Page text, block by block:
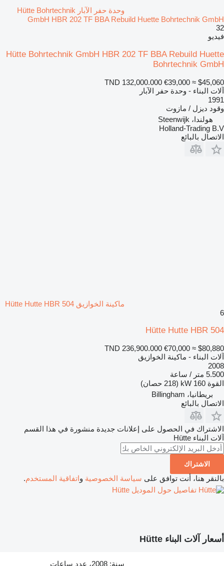
وحدة حفر الآبار Hütte Bohrtechnik
GmbH HBR 202 TF BBA Rebuild Huette Bohrtechnik GmbH
32
فيديو
Hütte Bohrtechnik GmbH HBR 202 TF BBA Rebuild Huette
Bohrtechnik GmbH
TND 132,000.000 €39,000 ≈ $45,060
آلات البناء - وحدة حفر الآبار
1991
وقود ديزل / مازوت
هولندا، Steenwijk
Holland-Trading B.V
الاتصال بالبائع
ماكينة الخوازيق Hütte Hutte HBR 504
6
Hütte Hutte HBR 504
TND 236,900.000 €70,000 ≈ $80,880
آلات البناء - ماكينة الخوازيق
2008
5.500 متر / ساعة
القوة 160 kW (218 حصان)
بريطانيا، Billingham
الاتصال بالبائع
الاشتراك في الحصول على إعلانات جديدة منشورة في هذا القسم
آلات البناء Hütte
الاشتراك
بالنقر هنا، أنت توافق على سياسة الخصوصية واتفاقية المستخدم.
تفاصيل حول الموديل Hütte
أسعار آلات البناء Hütte
سنة: 2008، عدد ساعات